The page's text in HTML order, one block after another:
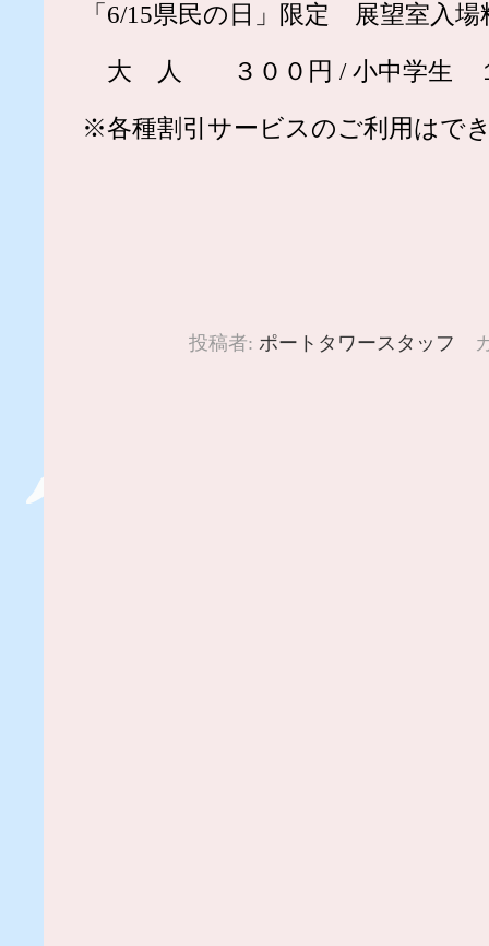
「6/15県民の日」限定 展望室入場
大 人 ３００円 / 小中学生
※各種割引サービスのご利用はで
投稿者: ポートタワースタッフ